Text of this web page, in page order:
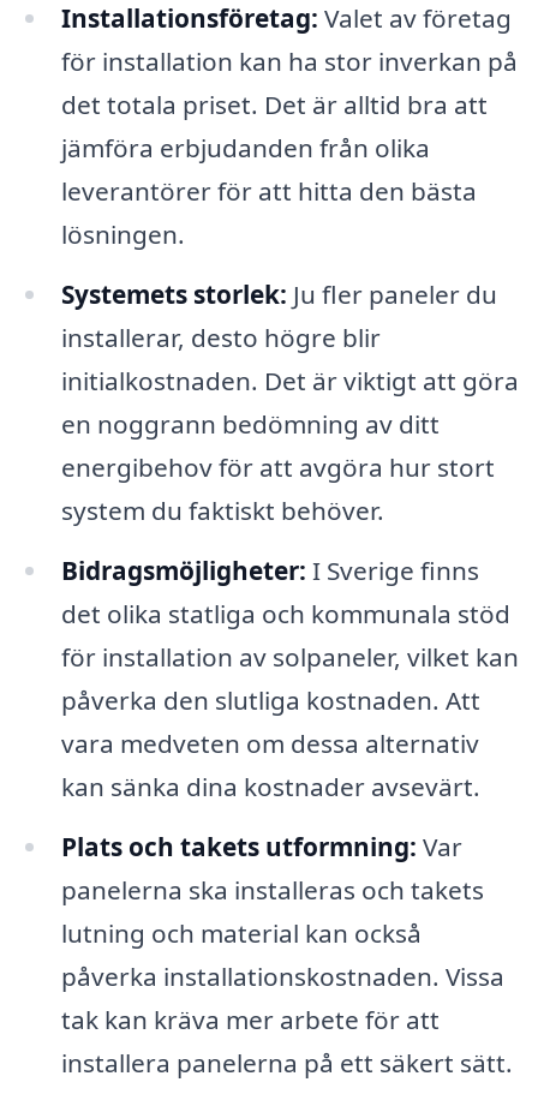
Installationsföretag: Valet av företag
för installation kan ha stor inverkan på
det totala priset. Det är alltid bra att
jämföra erbjudanden från olika
leverantörer för att hitta den bästa
lösningen.
Systemets storlek: Ju fler paneler du
installerar, desto högre blir
initialkostnaden. Det är viktigt att göra
en noggrann bedömning av ditt
energibehov för att avgöra hur stort
system du faktiskt behöver.
Bidragsmöjligheter: I Sverige finns
det olika statliga och kommunala stöd
för installation av solpaneler, vilket kan
påverka den slutliga kostnaden. Att
vara medveten om dessa alternativ
kan sänka dina kostnader avsevärt.
Plats och takets utformning: Var
panelerna ska installeras och takets
lutning och material kan också
påverka installationskostnaden. Vissa
tak kan kräva mer arbete för att
installera panelerna på ett säkert sätt.